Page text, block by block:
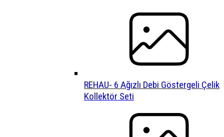
REHAU- 6 Ağızlı Debi Göstergeli Çelik
Kollektör Seti